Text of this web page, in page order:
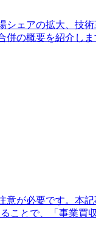
シェアの拡大、技
の概要を紹介し
が必要です。本記
ことで、「事業買